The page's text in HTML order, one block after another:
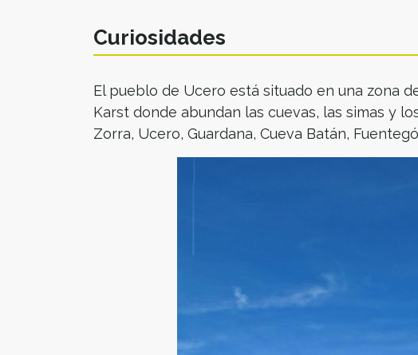
Curiosidades
El pueblo de Ucero está situado en una zona
Karst donde abundan las cuevas, las simas y
Zorra, Ucero, Guardana, Cueva Batán,